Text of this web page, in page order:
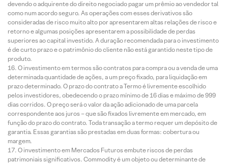
devendo o adquirente do direito negociado pagar um prêmio ao vendedor tal
como num acordo seguro. As operações com esses derivativos são
consideradas de risco muito alto por apresentarem altas relações de risco e
retorno e algumas posições apresentarem a possibilidade de perdas
superiores ao capital investido. A duração recomendada para o investimento
é de curto prazo e o patrimônio do cliente não está garantido neste tipo de
produto.
O investimento em termos são contratos para compra ou a venda de uma
determinada quantidade de ações, a um preço fixado, para liquidação em
prazo determinado. O prazo do contrato a Termo é livremente escolhido
pelos investidores, obedecendo o prazo mínimo de 16 dias e máximo de 999
dias corridos. O preço será o valor da ação adicionado de uma parcela
correspondente aos juros – que são fixados livremente em mercado, em
função do prazo do contrato. Toda transação a termo requer um depósito de
garantia. Essas garantias são prestadas em duas formas: cobertura ou
margem.
O investimento em Mercados Futuros embute riscos de perdas
patrimoniais significativos. Commodity é um objeto ou determinante de